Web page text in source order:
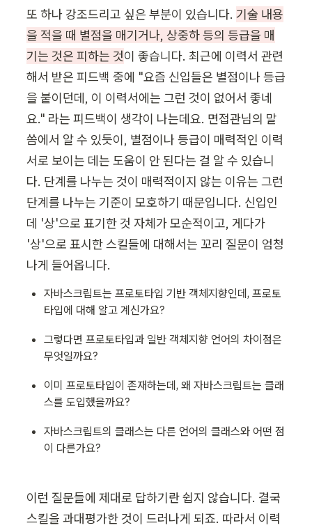
또 하나 강조드리고 싶은 부분이 있습니다. 기술 내용
을 적을 때 별점을 매기거나, 상중하 등의 등급을 매
기는 것은 피하는 것이 좋습니다. 최근에 이력서 관련
해서 받은 피드백 중에 "요즘 신입들은 별점이나 등급
을 붙이던데, 이 이력서에는 그런 것이 없어서 좋네
요." 라는 피드백이 생각이 나는데요. 면접관님의 말
씀에서 알 수 있듯이, 별점이나 등급이 매력적인 이력
서로 보이는 데는 도움이 안 된다는 걸 알 수 있습니
다. 단계를 나누는 것이 매력적이지 않는 이유는 그런
단계를 나누는 기준이 모호하기 때문입니다. 신입인
데 '상'으로 표기한 것 자체가 모순적이고, 게다가
'상'으로 표시한 스킬들에 대해서는 꼬리 질문이 엄청
나게 들어옵니다.
자바스크립트는 프로토타입 기반 객체지향인데, 프로토
타입에 대해 알고 계신가요?
그렇다면 프로토타입과 일반 객체지향 언어의 차이점은
무엇일까요?
이미 프로토타입이 존재하는데, 왜 자바스크립트는 클래
스를 도입했을까요?
자바스크립트의 클래스는 다른 언어의 클래스와 어떤 점
이 다른가요?
이런 질문들에 제대로 답하기란 쉽지 않습니다. 결국
스킬을 과대평가한 것이 드러나게 되죠. 따라서 이력